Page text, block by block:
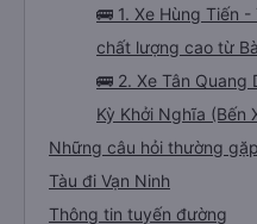
🚌 1. Xe Hùng Tiến
chất lượng cao từ
🚌 2. Xe Tân Quang
Kỳ Khởi Nghĩa (Bến
Những câu hỏi thường
Tàu đi Vạn Ninh
Thông tin tuyến đường